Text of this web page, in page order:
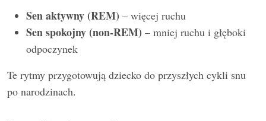
Sen aktywny (REM) – więcej ruchu
Sen spokojny (non-REM) – mniej ruchu i głęboki
odpoczynek
Te rytmy przygotowują dziecko do przyszłych cykli snu
po narodzinach.